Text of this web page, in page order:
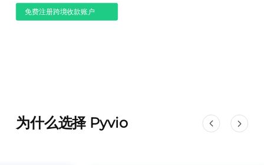
免费注册跨境收款账户
为什么选择 Pyvio